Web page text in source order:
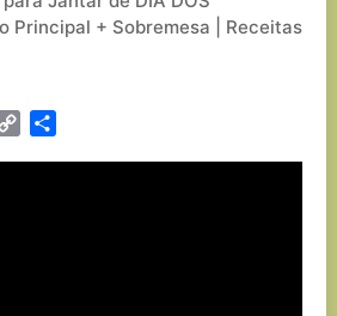
Principal + Sobremesa | Receitas
Copy